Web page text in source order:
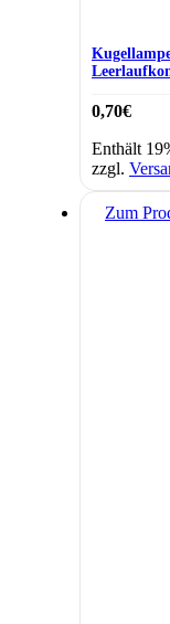
0,70€
Enthält
zzgl.
Zum